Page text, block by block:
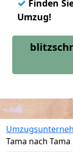
✓ Finden
Umzug!
Tama nach Tama